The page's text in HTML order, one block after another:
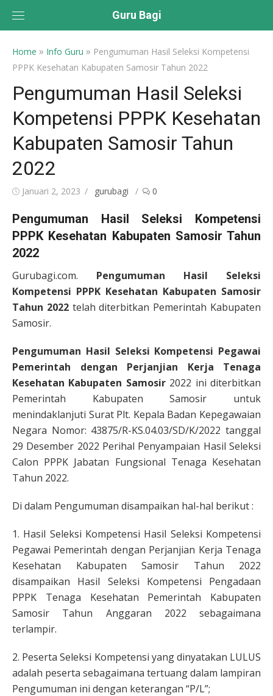
Guru Bagi
Home » Info Guru » Pengumuman Hasil Seleksi Kompetensi
PPPK Kesehatan Kabupaten Samosir Tahun 2022
Pengumuman Hasil Seleksi
Kompetensi PPPK Kesehatan
Kabupaten Samosir Tahun
2022
Posted
Januari 2, 2023 Author
gurubagi 0
Pengumuman Hasil Seleksi Kompetensi
PPPK Kesehatan Kabupaten Samosir Tahun
2022
Gurubagi.com. Pengumuman Hasil Seleksi
Kompetensi PPPK Kesehatan Kabupaten Samosir
Tahun 2022 telah diterbitkan Pemerintah Kabupaten
Samosir.
Pengumuman Hasil Seleksi Kompetensi Pegawai
Pemerintah dengan Perjanjian Kerja Tenaga
Kesehatan Kabupaten Samosir2022 ini diterbitkan
Pemerintah Kabupaten Samosir untuk
menindaklanjuti Surat Plt. Kepala Badan Kepegawaian
Negara Nomor: 43875/R-KS.04.03/SD/K/2022 tanggal
29 Desember 2022 Perihal Penyampaian Hasil Seleksi
Calon PPPK Jabatan Fungsional Tenaga Kesehatan
Tahun 2022.
Di dalam Pengumuman disampaikan hal-hal berikut :
1. Hasil Seleksi Kompetensi Hasil Seleksi Kompetensi
Pegawai Pemerintah dengan Perjanjian Kerja Tenaga
Kesehatan Kabupaten Samosir Tahun 2022
disampaikan Hasil Seleksi Kompetensi Pengadaan
PPPK Tenaga Kesehatan Pemerintah Kabupaten
Samosir Tahun Anggaran 2022 sebagaimana
terlampir.
2. Peserta Seleksi Kompetensi yang dinyatakan LULUS
adalah peserta sebagaimana tertuang dalam lampiran
Pengumuman ini dengan keterangan “P/L”;